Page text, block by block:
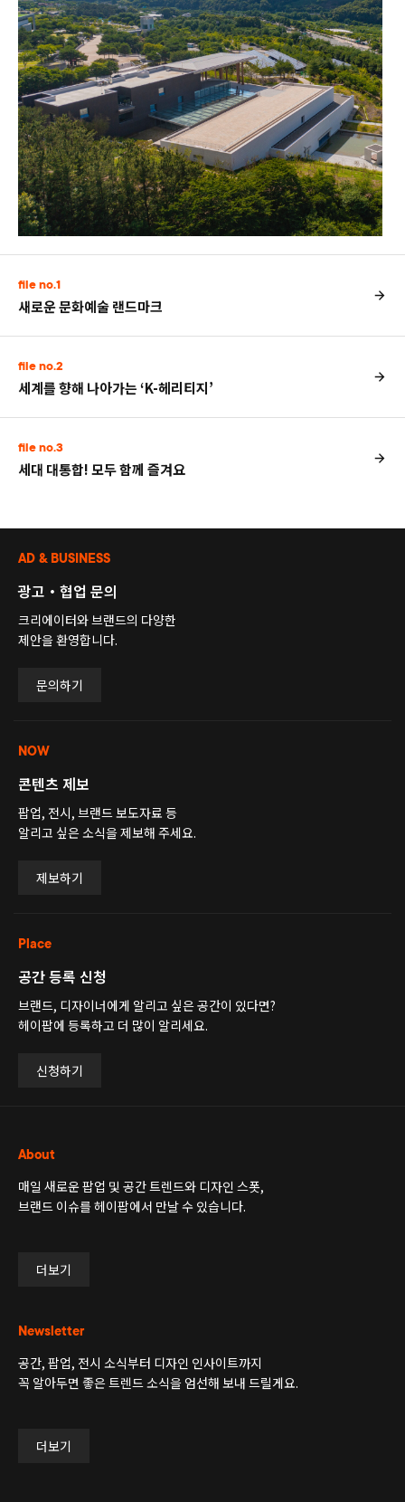
file no.1
새로운 문화예술 랜드마크
file no.2
세계를 향해 나아가는 ‘K-헤리티지’
file no.3
세대 대통합! 모두 함께 즐겨요
AD & BUSINESS
광고・협업 문의
크리에이터와 브랜드의 다양한
제안을 환영합니다.
문의하기
NOW
콘텐츠 제보
팝업, 전시, 브랜드 보도자료 등
알리고 싶은 소식을 제보해 주세요.
제보하기
Place
공간 등록 신청
브랜드, 디자이너에게 알리고 싶은 공간이 있다면?
헤이팝에 등록하고 더 많이 알리세요.
신청하기
About
매일 새로운 팝업 및 공간 트렌드와 디자인 스폿,
브랜드 이슈를 헤이팝에서 만날 수 있습니다.
더보기
Newsletter
공간, 팝업, 전시 소식부터 디자인 인사이트까지
꼭 알아두면 좋은 트렌드 소식을 엄선해 보내 드릴게요.
더보기